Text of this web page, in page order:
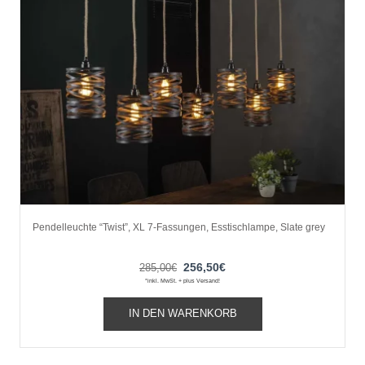
Pendelleuchte “Twist”, XL 7-Fassungen, Esstischlampe, Slate grey
285,00€ Ursprünglicher
Preis
285,00€
256,50€Aktueller
256,50€.
*inkl. MwSt. + plus Versand!
IN DEN WARENKORB